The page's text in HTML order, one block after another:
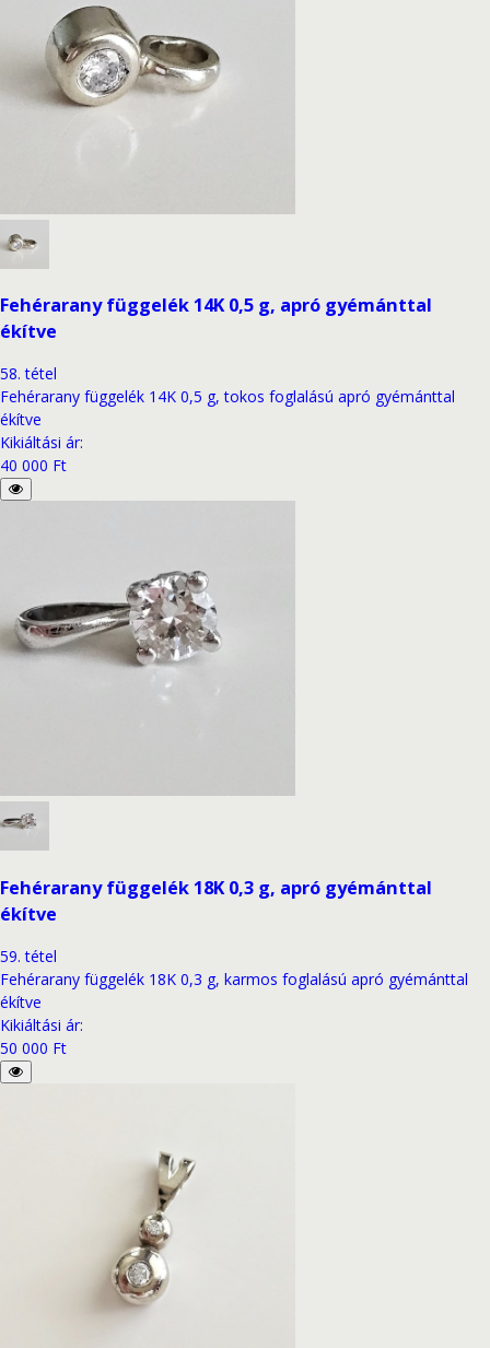
Fehérarany függelék 14K 0,5 g, apró gyémánttal
ékítve
58. tétel
Fehérarany függelék 14K 0,5 g, tokos foglalású apró gyémánttal
ékítve
Kikiáltási ár:
40 000 Ft
Fehérarany függelék 18K 0,3 g, apró gyémánttal
ékítve
59. tétel
Fehérarany függelék 18K 0,3 g, karmos foglalású apró gyémánttal
ékítve
Kikiáltási ár:
50 000 Ft